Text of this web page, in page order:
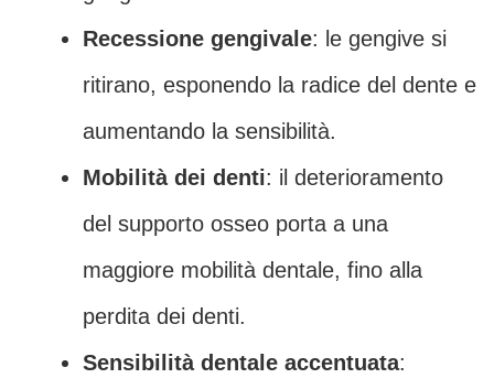
Recessione gengivale: le gengive si
ritirano, esponendo la radice del dente e
aumentando la sensibilità.
Mobilità dei denti: il deterioramento
del supporto osseo porta a una
maggiore mobilità dentale, fino alla
perdita dei denti.
Sensibilità dentale accentuata: